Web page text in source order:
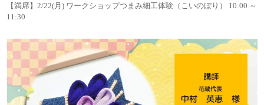
【満席】2/22(月) ワークショップつまみ細工体験（こいのぼり） 10:00 ～
11:30